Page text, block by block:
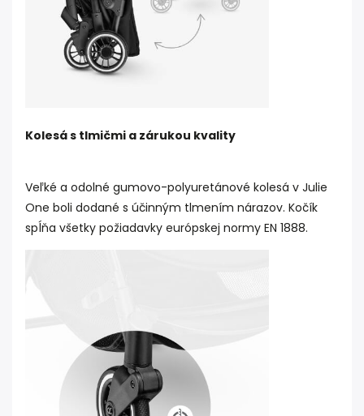
Kolesá s tlmičmi a zárukou kvality
Veľké a odolné gumovo-polyuretánové kolesá v Julie
One boli dodané s účinným tlmením nárazov. Kočík
spĺňa všetky požiadavky európskej normy EN 1888.